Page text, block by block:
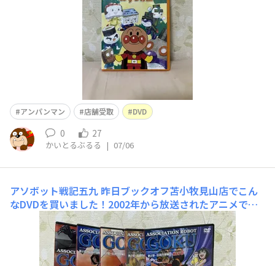
アンパンマン 店舗受取 DVD
0 27
かいとるぶるる | 07/06
アソボット戦記五九 昨日ブックオフ苫小牧見山店でこん
なDVDを買いました！2002年から放送されたアニメで全5
2話もあるとのこと。今の人たち知ってるかな？んでWiki
pediaによると、このアニメは放送したはいいが、人気が
出ずDVDは中断になって残念ながら20話しか収録されず
他は未収録！！😱せめてサブスクで全話配信して